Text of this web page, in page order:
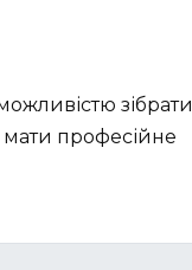
зібрати
мати професійне